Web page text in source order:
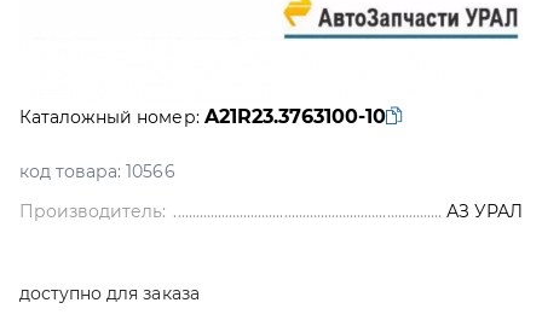
Каталожный номер: A21R23.3763100-10
код товара: 10566
Производитель:
АЗ УРАЛ
доступно для заказа